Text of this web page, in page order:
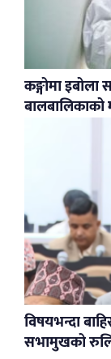
कङ्गोमा
बालबालिकाको
विषयभन्दा
सभामुखको